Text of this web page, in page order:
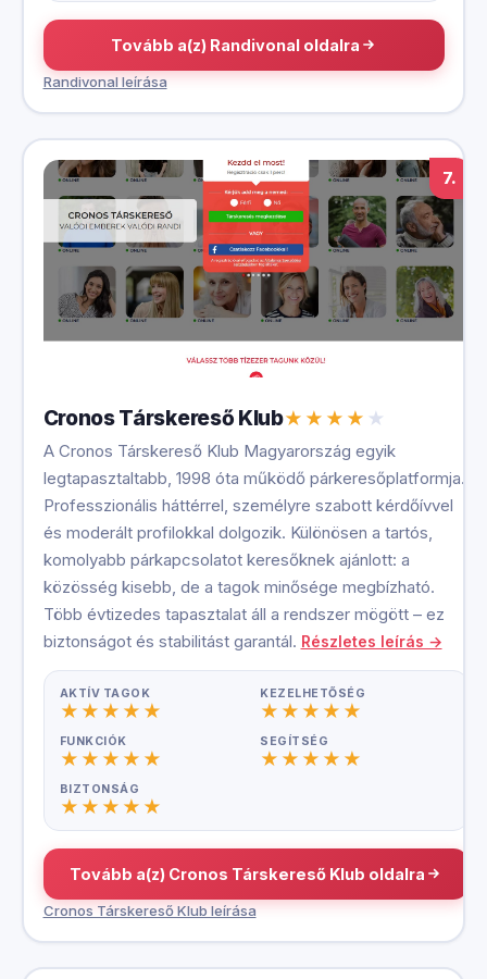
Tovább a(z) Randivonal oldalra
Randivonal leírása
7.
Cronos Társkereső Klub
A Cronos Társkereső Klub Magyarország egyik
legtapasztaltabb, 1998 óta működő párkeresőplatformja.
Professzionális háttérrel, személyre szabott kérdőívvel
és moderált profilokkal dolgozik. Különösen a tartós,
komolyabb párkapcsolatot keresőknek ajánlott: a
közösség kisebb, de a tagok minősége megbízható.
Több évtizedes tapasztalat áll a rendszer mögött – ez
biztonságot és stabilitást garantál. Részletes leírás →
AKTÍV TAGOK KEZELHETŐSÉG
FUNKCIÓK SEGÍTSÉG
BIZTONSÁG
Tovább a(z) Cronos Társkereső Klub oldalra
Cronos Társkereső Klub leírása